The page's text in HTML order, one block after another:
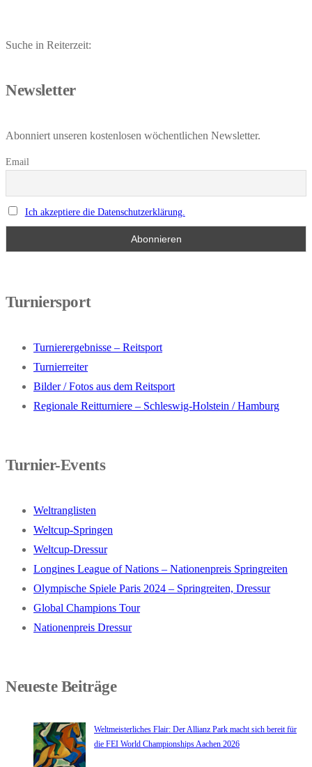
Suche in Reiterzeit:
Newsletter
Abonniert unseren kostenlosen wöchentlichen Newsletter.
Email
Ich akzeptiere die Datenschutzerklärung.
Turniersport
Turnierergebnisse – Reitsport
Turnierreiter
Bilder / Fotos aus dem Reitsport
Regionale Reitturniere – Schleswig-Holstein / Hamburg
Turnier-Events
Weltranglisten
Weltcup-Springen
Weltcup-Dressur
Longines League of Nations – Nationenpreis Springreiten
Olympische Spiele Paris 2024 – Springreiten, Dressur
Global Champions Tour
Nationenpreis Dressur
Neueste Beiträge
Weltmeisterliches Flair: Der Allianz Park macht sich bereit für
die FEI World Championships Aachen 2026